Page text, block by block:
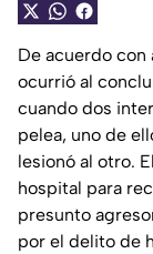
De acuerdo
ocurrió al
cuando dos
pelea, uno de
lesionó al otro.
hospital para
presunto
por el delito de